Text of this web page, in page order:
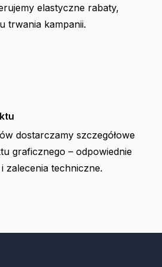
elastyczne rabaty,
trwania kampanii.
dostarczamy szczegółowe
graficznego – odpowiednie
zalecenia techniczne.